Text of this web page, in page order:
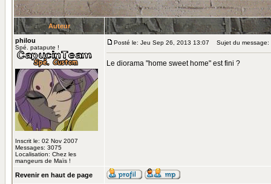
Auteur
philou
Spé. patapute !
Inscrit le: 02 Nov 2007
Messages: 3075
Localisation: Chez les
mangeurs de Maïs !
Posté le: Jeu Sep 26, 2013 13:07 Sujet du message:
Le diorama "home sweet home" est fini ?
Revenir en haut de page